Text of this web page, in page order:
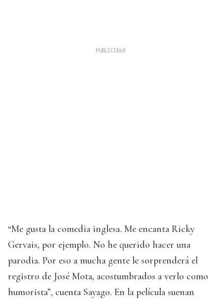
“Me gusta la comedia inglesa. Me encanta Ricky
Gervais, por ejemplo. No he querido hacer una
parodia. Por eso a mucha gente le sorprenderá el
registro de José Mota, acostumbrados a verlo como
humorista”, cuenta Sayago. En la película suenan